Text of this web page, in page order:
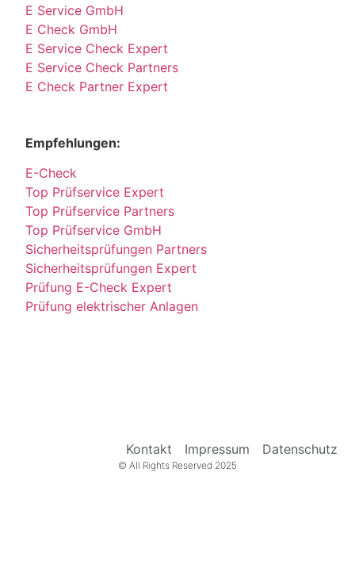
E Service GmbH
E Check GmbH
E Service Check Expert
E Service Check Partners
E Check Partner Expert
Empfehlungen:
E-Check
Top Prüfservice Expert
Top Prüfservice Partners
Top Prüfservice GmbH
Sicherheitsprüfungen Partners
Sicherheitsprüfungen Expert
Prüfung E-Check Expert
Prüfung elektrischer Anlagen
Kontakt Impressum Datenschutz
© All Rights Reserved 2025